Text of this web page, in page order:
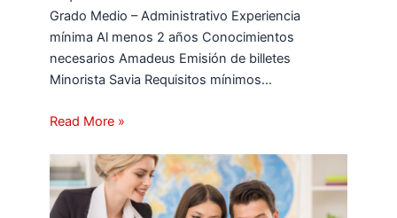
Grado Medio – Administrativo Experiencia
mínima Al menos 2 años Conocimientos
necesarios Amadeus Emisión de billetes
Minorista Savia Requisitos mínimos…
Read More »